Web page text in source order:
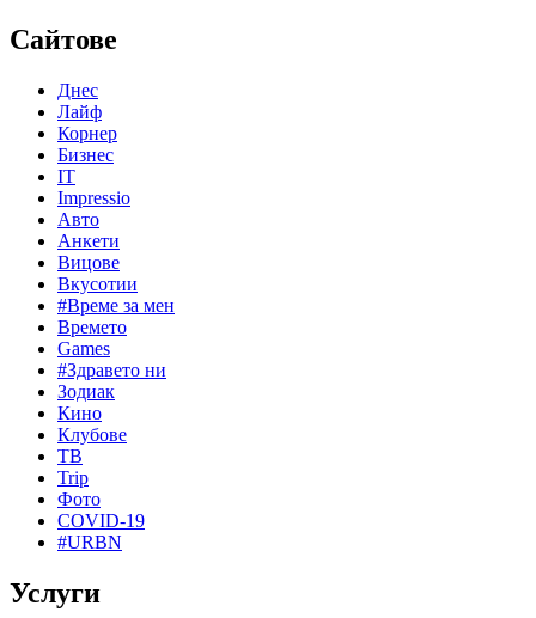
Сайтове
Днес
Лайф
Корнер
Бизнес
IT
Impressio
Авто
Анкети
Вицове
Вкусотии
#Време за мен
Времето
Games
#Здравето ни
Зодиак
Кино
Клубове
ТВ
Trip
Фото
COVID-19
#URBN
Услуги